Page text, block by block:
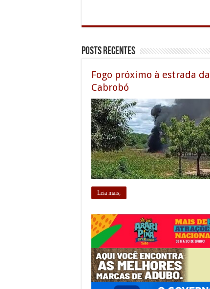
Posts Recentes
Fogo próximo à estrada
Cabrobó
Leia mais;